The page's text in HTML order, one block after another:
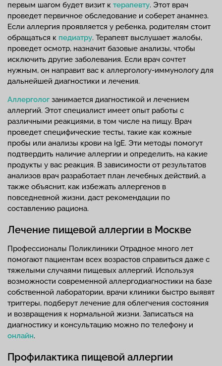
первым шагом будет визит к терапевту. Этот врач
проведет первичное обследование и соберет анамнез.
Если аллергия проявляется у ребенка, родителям стоит
обращаться к педиатру. Терапевт выслушает жалобы,
проведет осмотр, назначит базовые анализы, чтобы
исключить другие заболевания. Если врач сочтет
нужным, он направит вас к аллергологу-иммунологу для
дальнейшей диагностики и лечения.
Аллерголог занимается диагностикой и лечением
аллергий. Этот специалист имеет опыт работы с
различными реакциями, в том числе на пищу. Врач
проведет специфические тесты, такие как кожные
пробы или анализы крови на IgE. Эти методы помогут
подтвердить наличие аллергии и определить, на какие
продукты у вас реакция. В зависимости от результатов
анализов врач разработает план лечебных действий, а
также объяснит, как избежать аллергенов в
повседневной жизни, даст рекомендации по
составлению рациона.
Лечение пищевой аллергии в Москве
Профессионалы Поликлиники Отрадное много лет
помогают пациентам всех возрастов справиться даже с
тяжелыми случаями пищевых аллергий. Используя
возможности современной аллергодиагностики на базе
собственной лаборатории, врачи клиники быстро выявят
триггеры, подберут лечение для облегчения состояния
и возвращения к нормальной жизни. Записаться на
диагностику и консультацию можно по телефону и
онлайн.
Профилактика пищевой аллергии